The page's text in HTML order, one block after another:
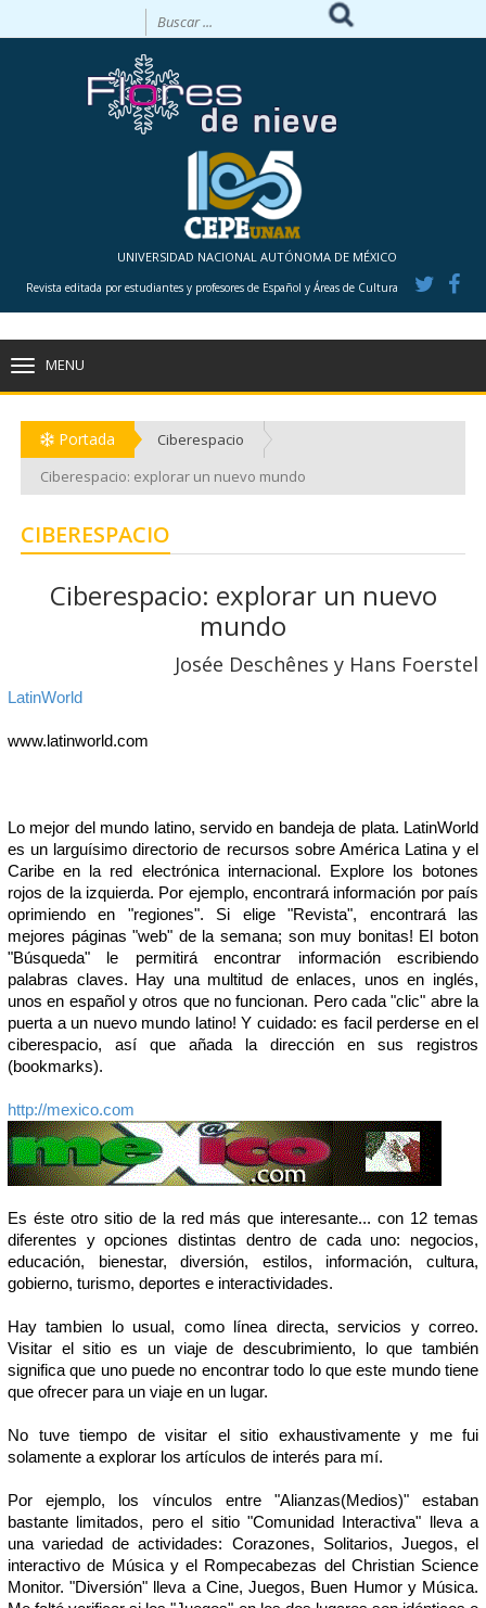
UNIVERSIDAD NACIONAL AUTÓNOMA DE MÉXICO
Revista editada por estudiantes y profesores de Español y Áreas de Cultura
MENU
Portada
Ciberespacio
Ciberespacio: explorar un nuevo mundo
CIBERESPACIO
Ciberespacio: explorar un nuevo
mundo
Josée Deschênes y Hans Foerstel
LatinWorld
www.latinworld.com
Lo mejor del mundo latino, servido en bandeja de plata. LatinWorld
es un larguísimo directorio de recursos sobre América Latina y el
Caribe en la red electrónica internacional. Explore los botones
rojos de la izquierda. Por ejemplo, encontrará información por país
oprimiendo en "regiones". Si elige "Revista", encontrará las
mejores páginas "web" de la semana; son muy bonitas! El boton
"Búsqueda" le permitirá encontrar información escribiendo
palabras claves. Hay una multitud de enlaces, unos en inglés,
unos en español y otros que no funcionan. Pero cada "clic" abre la
puerta a un nuevo mundo latino! Y cuidado: es facil perderse en el
ciberespacio, así que añada la dirección en sus registros
(bookmarks).
http://mexico.com
Es éste otro sitio de la red más que interesante... con 12 temas
diferentes y opciones distintas dentro de cada uno: negocios,
educación, bienestar, diversión, estilos, información, cultura,
gobierno, turismo, deportes e interactividades.
Hay tambien lo usual, como línea directa, servicios y correo.
Visitar el sitio es un viaje de descubrimiento, lo que también
significa que uno puede no encontrar todo lo que este mundo tiene
que ofrecer para un viaje en un lugar.
No tuve tiempo de visitar el sitio exhaustivamente y me fui
solamente a explorar los artículos de interés para mí.
Por ejemplo, los vínculos entre "Alianzas(Medios)" estaban
bastante limitados, pero el sitio "Comunidad Interactiva" lleva a
una variedad de actividades: Corazones, Solitarios, Juegos, el
interactivo de Música y el Rompecabezas del Christian Science
Monitor. "Diversión" lleva a Cine, Juegos, Buen Humor y Música.